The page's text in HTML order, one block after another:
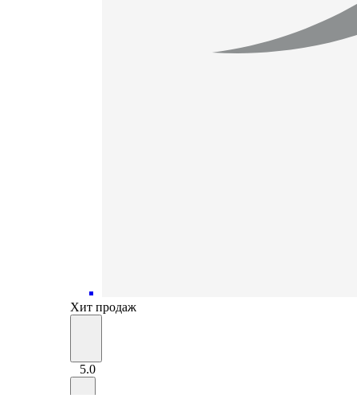
Хит продаж
5.0